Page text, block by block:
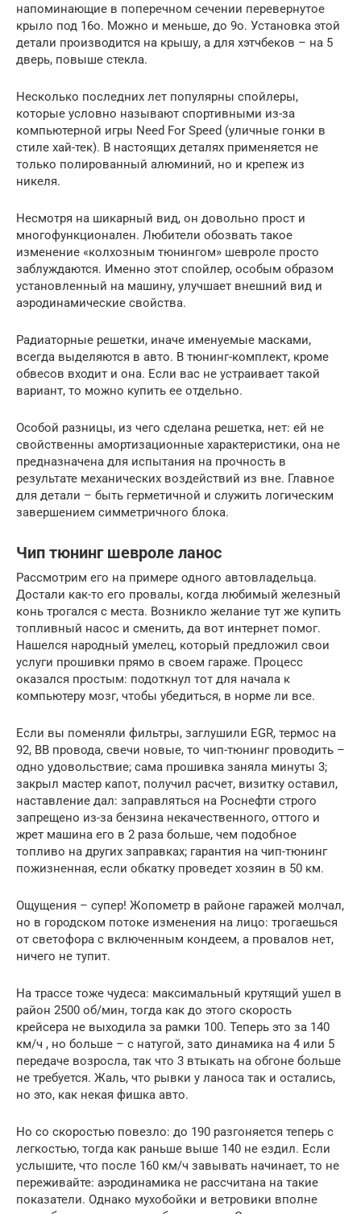
напоминающие в поперечном сечении перевернутое
крыло под 16о. Можно и меньше, до 9о. Установка этой
детали производится на крышу, а для хэтчбеков – на 5
дверь, повыше стекла.
Несколько последних лет популярны спойлеры,
которые условно называют спортивными из-за
компьютерной игры Need For Speed (уличные гонки в
стиле хай-тек). В настоящих деталях применяется не
только полированный алюминий, но и крепеж из
никеля.
Несмотря на шикарный вид, он довольно прост и
многофункционален. Любители обозвать такое
изменение «колхозным тюнингом» шевроле просто
заблуждаются. Именно этот спойлер, особым образом
установленный на машину, улучшает внешний вид и
аэродинамические свойства.
Радиаторные решетки, иначе именуемые масками,
всегда выделяются в авто. В тюнинг-комплект, кроме
обвесов входит и она. Если вас не устраивает такой
вариант, то можно купить ее отдельно.
Особой разницы, из чего сделана решетка, нет: ей не
свойственны амортизационные характеристики, она не
предназначена для испытания на прочность в
результате механических воздействий из вне. Главное
для детали – быть герметичной и служить логическим
завершением симметричного блока.
Чип тюнинг шевроле ланос
Рассмотрим его на примере одного автовладельца.
Достали как-то его провалы, когда любимый железный
конь трогался с места. Возникло желание тут же купить
топливный насос и сменить, да вот интернет помог.
Нашелся народный умелец, который предложил свои
услуги прошивки прямо в своем гараже. Процесс
оказался простым: подоткнул тот для начала к
компьютеру мозг, чтобы убедиться, в норме ли все.
Если вы поменяли фильтры, заглушили EGR, термос на
92, ВВ провода, свечи новые, то чип-тюнинг проводить –
одно удовольствие; сама прошивка заняла минуты 3;
закрыл мастер капот, получил расчет, визитку оставил,
наставление дал: заправляться на Роснефти строго
запрещено из-за бензина некачественного, оттого и
жрет машина его в 2 раза больше, чем подобное
топливо на других заправках; гарантия на чип-тюнинг
пожизненная, если обкатку проведет хозяин в 50 км.
Ощущения – супер! Жопометр в районе гаражей молчал,
но в городском потоке изменения на лицо: трогаешься
от светофора с включенным кондеем, а провалов нет,
ничего не тупит.
На трассе тоже чудеса: максимальный крутящий ушел в
район 2500 об/мин, тогда как до этого скорость
крейсера не выходила за рамки 100. Теперь это за 140
км/ч , но больше – с натугой, зато динамика на 4 или 5
передаче возросла, так что 3 втыкать на обгоне больше
не требуется. Жаль, что рывки у ланоса так и остались,
но это, как некая фишка авто.
Но со скоростью повезло: до 190 разгоняется теперь с
легкостью, тогда как раньше выше 140 не ездил. Если
услышите, что после 160 км/ч завывать начинает, то не
переживайте: аэродинамика не рассчитана на такие
показатели. Однако мухобойки и ветровики вполне